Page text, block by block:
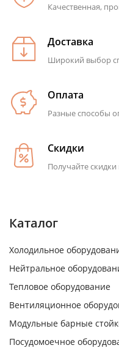
Качественная,
Доставка
Широкий выбор
Оплата
Разные способы
Скидки
Получайте
Каталог
Холодильное
Нейтральное
Тепловое оборудование
Вентиляционное
Модульные барные
Посудомоечное